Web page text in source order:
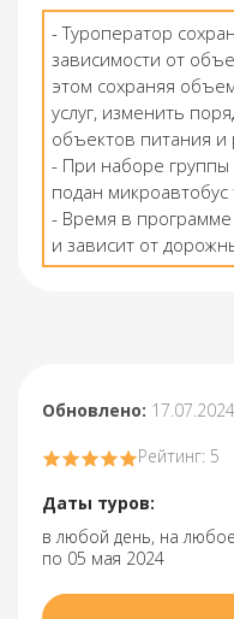
- Туроператор
зависимости от
этом сохраняя
услуг, изменить
объектов питания
- При наборе
подан микроавтобус
- Время в
и зависит от
Обновлено:
Рейтинг: 5
Даты туров:
в любой день, на
по 05 мая 2024